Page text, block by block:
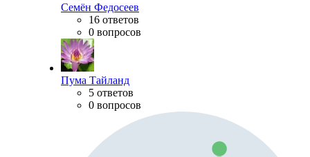
Семён Федосеев
16 ответов
0 вопросов
Пума Тайланд
5 ответов
0 вопросов